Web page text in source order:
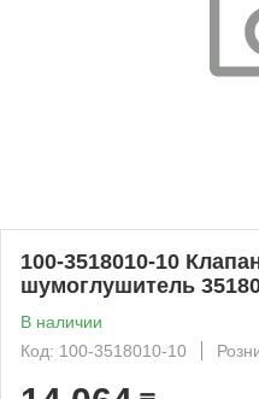
100-3518010-10
шумоглушитель
В наличии
Код: 100-3518010-10